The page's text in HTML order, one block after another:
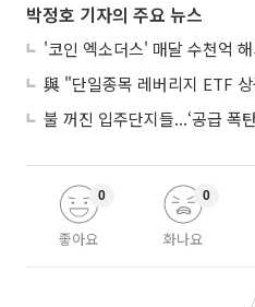
박정호 기자의 주요 뉴스
'코인 엑소더스' 매달 수천억
불 꺼진 입주단지들...‘공급 폭
좋아요
0
화나요
0